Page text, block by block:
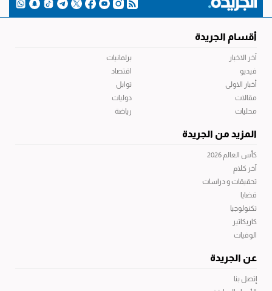
أقسام الجريدة
آخر الاخبار
فيديو
أخبار الاولى
مقالات
محليات
برلمانيات
اقتصاد
توابل
دوليات
رياضة
المزيد من الجريدة
كأس العالم 2026
آخر كلام
تحقيقات و دراسات
قضايا
تكنولوجيا
كاريكاتير
الوفيات
عن الجريدة
إتصل بنا